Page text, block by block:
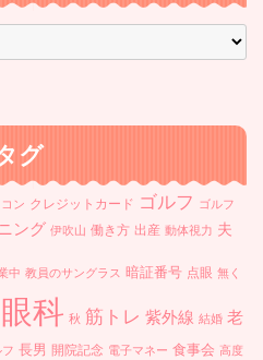
グ
ン クレジットカード ゴルフ ゴルフ
ング 伊吹山 働き方 出産 動体視力 夫
中 教員のサングラス 暗証番号 点眼 無く
眼科 秋 筋トレ 紫外線 結婚 老
長男 開院記念 電子マネー 食事会 高度